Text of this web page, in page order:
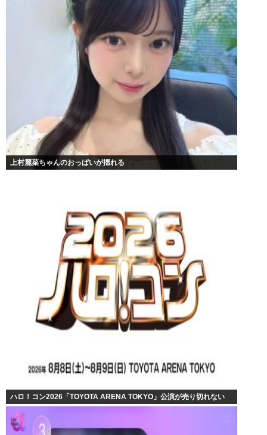
上村麗菜ちゃんのおっぱいが揺れる
ハロ！コン2026「TOYOTA ARENA TOKYO」公演が売り切れない